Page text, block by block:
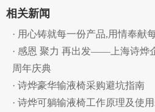
相关新闻
· 用心铸就每一份产品,用情奉献
· 感恩 聚力 再出发——上海诗烨
周年庆典
· 诗烨豪华输液椅采购避坑指南
· 诗烨可躺输液椅工作原理及使